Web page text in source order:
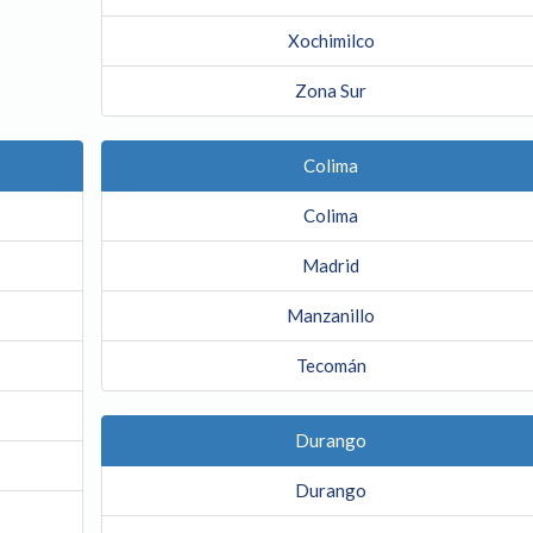
Xochimilco
Zona Sur
Colima
Colima
Madrid
Manzanillo
Tecomán
Durango
Durango